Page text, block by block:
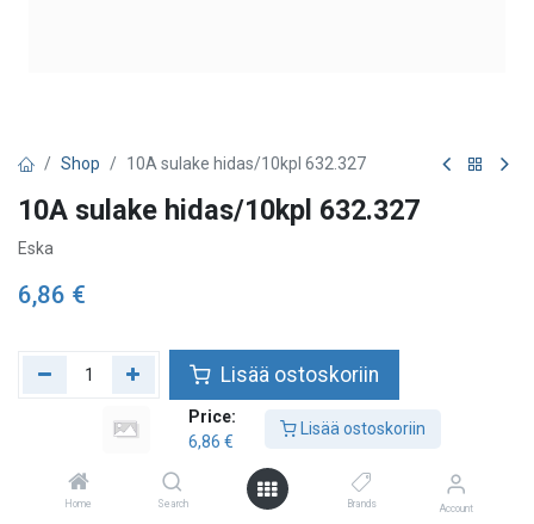
Price:
6,86 €
Lisää ostoskoriin
Home Search Brands Account
Shop 10A sulake hidas/10kpl 632.327
10A sulake hidas/10kpl 632.327
Eska
6,86 €
Lisää ostoskoriin
Lisää toivelistalle